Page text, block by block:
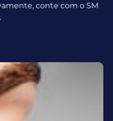
conte com o SM